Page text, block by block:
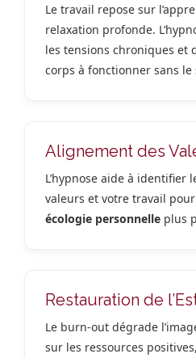
Le travail repose sur
relaxation profonde.
les tensions chroniques et
corps à fonctionner sans le
Alignement des
L’hypnose aide à identifier
valeurs et votre travail
écologie personnelle plus
Restauration de
Le burn-out dégrade
sur les ressources